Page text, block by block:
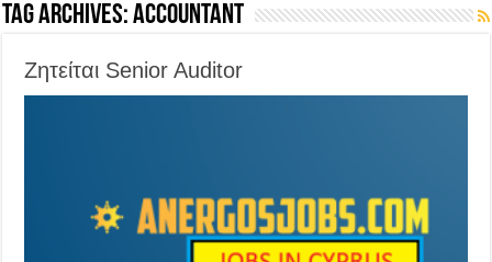
Tag Archives:accountant
Ζητείται Senior Auditor